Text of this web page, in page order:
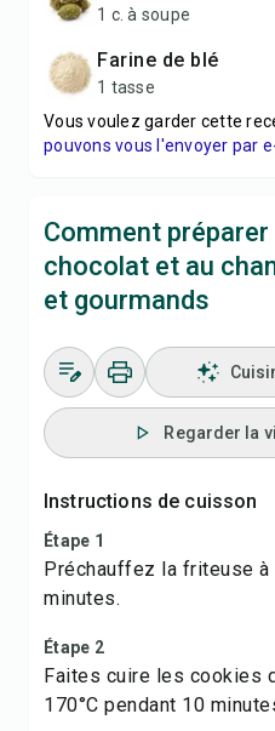
1 c. à soupe
farine de blé
1 tasse
Vous voulez garder cette
pouvons vous l'envoyer par
Comment préparer
chocolat et au
et gourmands
Regarder la
Instructions de cuisson
Étape 1
Préchauffez la friteuse à
minutes.
Étape 2
Faites cuire les cookies
170°C pendant 10